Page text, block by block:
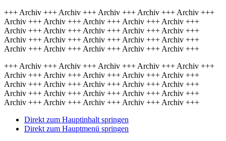
+++ Archiv +++ Archiv +++ Archiv +++ Archiv +++ Archiv +++
Archiv +++ Archiv +++ Archiv +++ Archiv +++ Archiv +++
Archiv +++ Archiv +++ Archiv +++ Archiv +++ Archiv +++
Archiv +++ Archiv +++ Archiv +++ Archiv +++ Archiv +++
Archiv +++ Archiv +++ Archiv +++ Archiv +++ Archiv +++
+++ Archiv +++ Archiv +++ Archiv +++ Archiv +++ Archiv +++
Archiv +++ Archiv +++ Archiv +++ Archiv +++ Archiv +++
Archiv +++ Archiv +++ Archiv +++ Archiv +++ Archiv +++
Archiv +++ Archiv +++ Archiv +++ Archiv +++ Archiv +++
Archiv +++ Archiv +++ Archiv +++ Archiv +++ Archiv +++
Direkt zum Hauptinhalt springen
Direkt zum Hauptmenü springen